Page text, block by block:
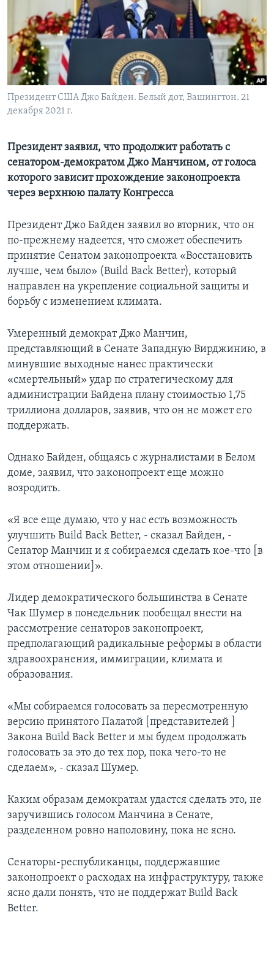
Learning English
СОЦИАЛЬНЫЕ СЕТИ
Языки
Президент США Джо Байден. Белый дот, Вашингтон. 21
декабря 2021 г.
Президент заявил, что продолжит работать с
сенатором-демократом Джо Манчином, от голоса
которого зависит прохождение законопроекта
через верхнюю палату Конгресса
Президент Джо Байден заявил во вторник, что он
по-прежнему надеется, что сможет обеспечить
принятие Сенатом законопроекта «Восстановить
лучше, чем было» (Build Back Better), который
направлен на укрепление социальной защиты и
борьбу с изменением климата.
Умеренный демократ Джо Манчин,
представляющий в Сенате Западную Вирджинию, в
минувшие выходные нанес практически
«смертельный» удар по стратегическому для
администрации Байдена плану стоимостью 1,75
триллиона долларов, заявив, что он не может его
поддержать.
Однако Байден, общаясь с журналистами в Белом
доме, заявил, что законопроект еще можно
возродить.
«Я все еще думаю, что у нас есть возможность
улучшить Build Back Better, - сказал Байден, -
Сенатор Манчин и я собираемся сделать кое-что [в
этом отношении]».
Лидер демократического большинства в Сенате
Чак Шумер в понедельник пообещал внести на
рассмотрение сенаторов законопроект,
предполагающий радикальные реформы в области
здравоохранения, иммиграции, климата и
образования.
«Мы собираемся голосовать за пересмотренную
версию принятого Палатой [представителей ]
Закона Build Back Better и мы будем продолжать
голосовать за это до тех пор, пока чего-то не
сделаем», - сказал Шумер.
Каким образам демократам удастся сделать это, не
заручившись голосом Манчина в Сенате,
разделенном ровно наполовину, пока не ясно.
Сенаторы-республиканцы, поддержавшие
законопроект о расходах на инфраструктуру, также
ясно дали понять, что не поддержат Build Back
Better.